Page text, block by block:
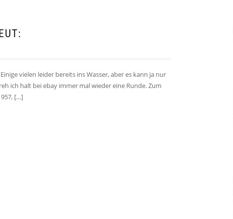
vielen leider bereits ins Wasser, aber es kann ja nur
ich halt bei ebay immer mal wieder eine Runde. Zum
[…]